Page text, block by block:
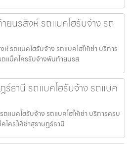
ยนรสิงห์ รถแบคโฮรับจ้าง รถ
รถแบคโฮรับจ้าง รถแบคโฮให้เช่า บริการ
แม็คโครรับจ้างพันท้ายนรส
ร์ธานี รถแบคโฮรับจ้าง รถแบค
ถแบคโฮรับจ้าง รถแบคโฮให้เช่า บริการครบ
ครให้เช่าสุราษฎร์ธานี